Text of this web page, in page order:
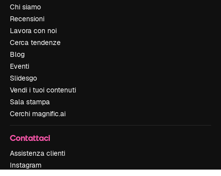
Chi siamo
Recensioni
Lavora con noi
Cerca tendenze
Blog
Eventi
Slidesgo
Vendi i tuoi contenuti
Sala stampa
Cerchi magnific.ai
Contattaci
Assistenza clienti
Instagram